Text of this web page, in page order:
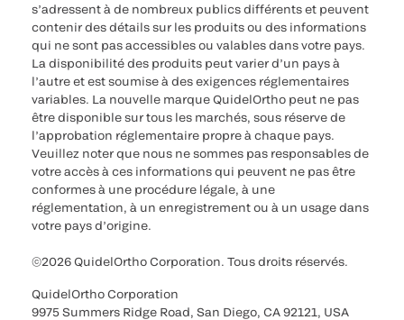
s’adressent à de nombreux publics différents et peuvent
contenir des détails sur les produits ou des informations
qui ne sont pas accessibles ou valables dans votre pays.
La disponibilité des produits peut varier d’un pays à
l’autre et est soumise à des exigences réglementaires
variables. La nouvelle marque QuidelOrtho peut ne pas
être disponible sur tous les marchés, sous réserve de
l’approbation réglementaire propre à chaque pays.
Veuillez noter que nous ne sommes pas responsables de
votre accès à ces informations qui peuvent ne pas être
conformes à une procédure légale, à une
réglementation, à un enregistrement ou à un usage dans
votre pays d’origine.
©2026 QuidelOrtho Corporation. Tous droits réservés.
QuidelOrtho Corporation
9975 Summers Ridge Road, San Diego, CA 92121, USA